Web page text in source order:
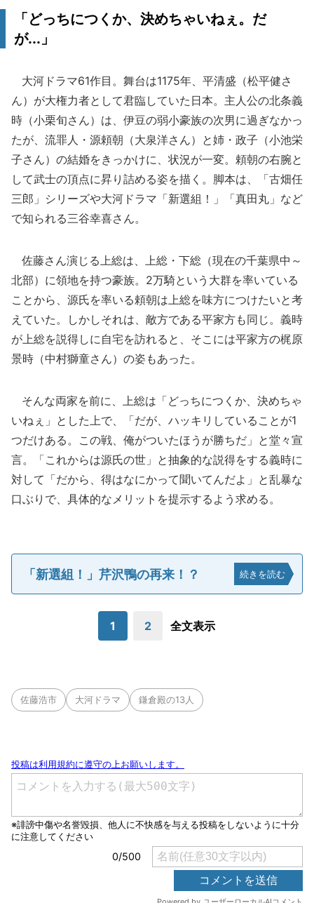
「どっちにつくか、決めちゃいねぇ。だ
が...」
大河ドラマ61作目。舞台は1175年、平清盛（松平健さ
ん）が大権力者として君臨していた日本。主人公の北条義
時（小栗旬さん）は、伊豆の弱小豪族の次男に過ぎなかっ
たが、流罪人・源頼朝（大泉洋さん）と姉・政子（小池栄
子さん）の結婚をきっかけに、状況が一変。頼朝の右腕と
して武士の頂点に昇り詰める姿を描く。脚本は、「古畑任
三郎」シリーズや大河ドラマ「新選組！」「真田丸」など
で知られる三谷幸喜さん。
佐藤さん演じる上総は、上総・下総（現在の千葉県中～
北部）に領地を持つ豪族。2万騎という大群を率いている
ことから、源氏を率いる頼朝は上総を味方につけたいと考
えていた。しかしそれは、敵方である平家方も同じ。義時
が上総を説得しに自宅を訪れると、そこには平家方の梶原
景時（中村獅童さん）の姿もあった。
そんな両家を前に、上総は「どっちにつくか、決めちゃ
いねぇ」とした上で、「だが、ハッキリしていることが1
つだけある。この戦、俺がついたほうが勝ちだ」と堂々宣
言。「これからは源氏の世」と抽象的な説得をする義時に
対して「だから、得はなにかって聞いてんだよ」と乱暴な
口ぶりで、具体的なメリットを提示するよう求める。
「新選組！」芹沢鴨の再来！？ 続きを読む
1 2 全文表示
佐藤浩市 大河ドラマ 鎌倉殿の13人